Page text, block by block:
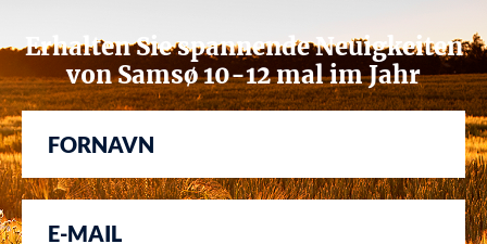
Erhalten Sie spannende Neuigkeiten
von Samsø 10-12 mal im Jahr